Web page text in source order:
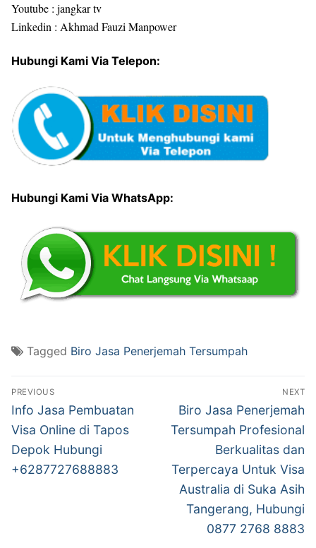
Youtube : jangkar tv
Linkedin : Akhmad Fauzi Manpower
Hubungi Kami Via Telepon:
Hubungi Kami Via WhatsApp:
Tagged Biro Jasa Penerjemah Tersumpah
Post
navigation
PREVIOUS
Previous
post:
Info Jasa Pembuatan
Visa Online di Tapos
Depok Hubungi
+6287727688883
NEXT
Next
post:
Biro Jasa Penerjemah
Tersumpah Profesional
Berkualitas dan
Terpercaya Untuk Visa
Australia di Suka Asih
Tangerang, Hubungi
0877 2768 8883